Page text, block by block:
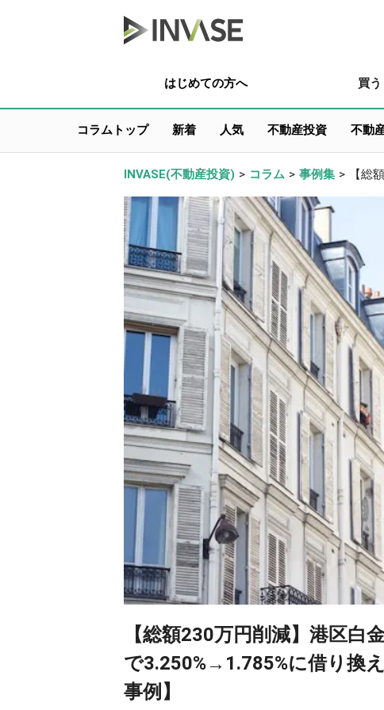
はじめての方へ 買う
コラムトップ 新着 人気 不動産投資 不動
INVASE(不動産投資) > コラム > 事例集 >
【総額230万円削減】港区
で3.250%→1.785%に借り換
事例】